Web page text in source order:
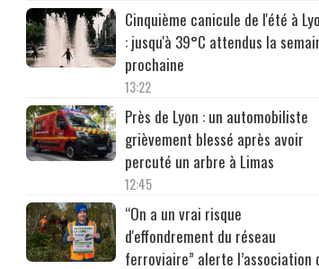
Cinquième canicule de l'été à
: jusqu'à 39°C attendus la
prochaine
13:22
Près de Lyon : un automobiliste
grièvement blessé après avoir
percuté un arbre à Limas
12:45
“On a un vrai risque
d'effondrement du réseau
ferroviaire” alerte l’association